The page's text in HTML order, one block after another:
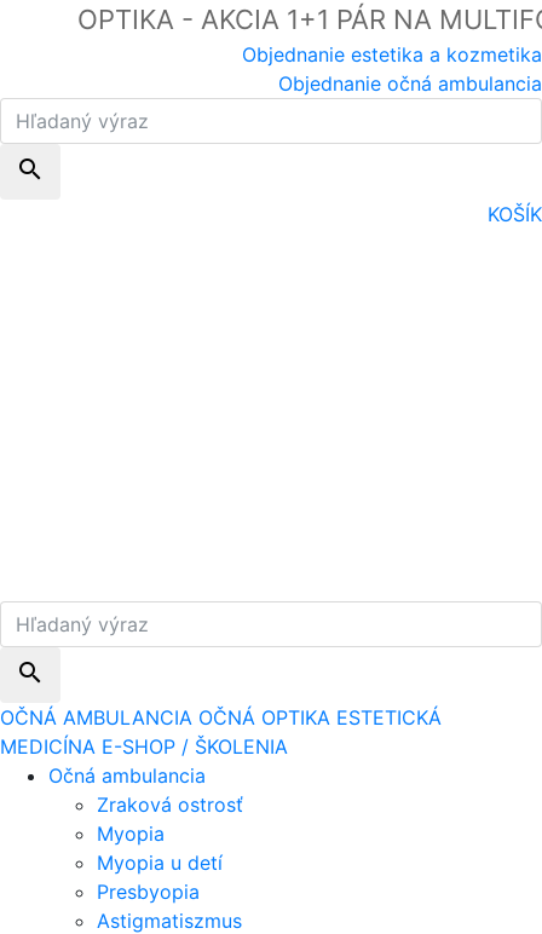
- AKCIA 1+1 PÁR NA
Objednanie estetika a kozmetika
Objednanie očná ambulancia
search
KOŠÍK
search
OČNÁ AMBULANCIA OČNÁ OPTIKA ESTETICKÁ
MEDICÍNA E-SHOP / ŠKOLENIA
Očná ambulancia
Zraková ostrosť
Myopia
Myopia u detí
Presbyopia
Astigmatiszmus